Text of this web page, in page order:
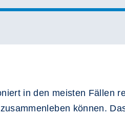
in den meisten Fällen
können.